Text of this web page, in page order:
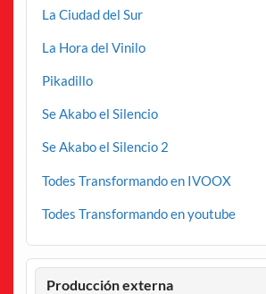
La Ciudad del Sur
La Hora del Vinilo
Pikadillo
Se Akabo el Silencio
Se Akabo el Silencio 2
Todes Transformando en IVOOX
Todes Transformando en youtube
Producción externa